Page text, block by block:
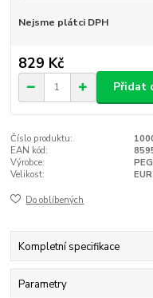
Nejsme plátci DPH
829 Kč
Přidat
Číslo produktu:
EAN kód:
Výrobce:
Velikost:
Do oblíbených
Kompletní specifikace
Parametry